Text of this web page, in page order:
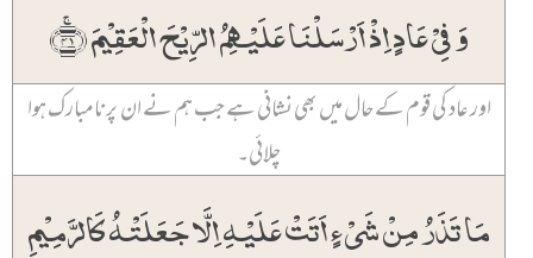
وَ فِیۡ عَادٍ اِذۡ اَرۡسَلۡنَا عَلَیۡہِمُ الرِّیۡحَ الۡعَقِیۡمَ ﴿ۚ۴۱﴾
اور عاد کی قوم کے حال میں بھی نشانی ہے جب ہم نے ان پر نامبارک ہوا
چلائی۔
مَا تَذَرُ مِنۡ شَیۡءٍ اَتَتۡ عَلَیۡہِ اِلَّا جَعَلَتۡہُ کَالرَّمِیۡمِ